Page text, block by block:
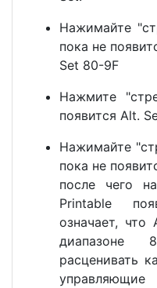
Нажимайте
пока не
Set 80-9F
Нажмите
появится Alt.
Нажимайте
пока не
после чего
Printable
означает,
диапазоне
расценивать